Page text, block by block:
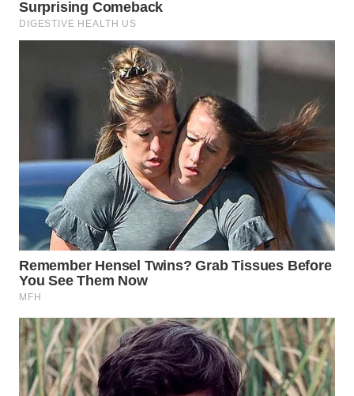
CIREBON
WN
MAJALENGKA
WN
SUBANG
WN
WN
PURWAKARTA